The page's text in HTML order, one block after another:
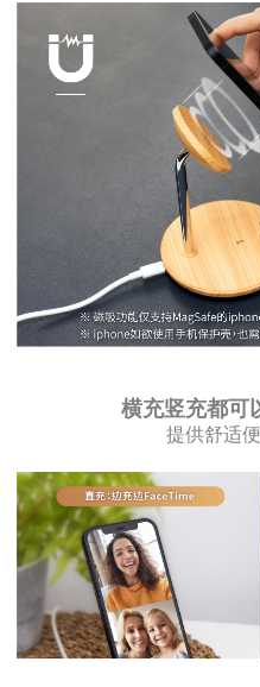
横充竖充都可
提供舒适